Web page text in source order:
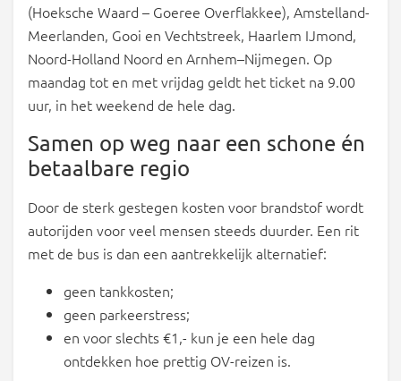
(Hoeksche Waard – Goeree Overflakkee), Amstelland-
Meerlanden, Gooi en Vechtstreek, Haarlem IJmond,
Noord-Holland Noord en Arnhem–Nijmegen. Op
maandag tot en met vrijdag geldt het ticket na 9.00
uur, in het weekend de hele dag.
Samen op weg naar een schone én
betaalbare regio
Door de sterk gestegen kosten voor brandstof wordt
autorijden voor veel mensen steeds duurder. Een rit
met de bus is dan een aantrekkelijk alternatief:
geen tankkosten;
geen parkeerstress;
en voor slechts €1,- kun je een hele dag
ontdekken hoe prettig OV-reizen is.